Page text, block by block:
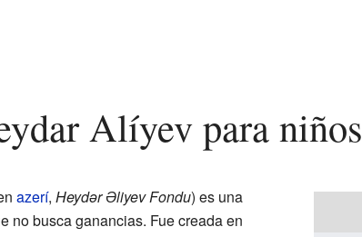
Alíyev para niños
azerí, Heydər Əliyev Fondu) es una
no busca ganancias. Fue creada en